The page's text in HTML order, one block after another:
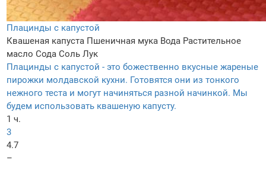
Плацинды с капустой
Квашеная капуста Пшеничная мука Вода Растительное
масло Сода Соль Лук
Плацинды с капустой - это божественно вкусные жареные
пирожки молдавской кухни. Готовятся они из тонкого
нежного теста и могут начиняться разной начинкой. Мы
будем использовать квашеную капусту.
1 ч.
3
4.7
–